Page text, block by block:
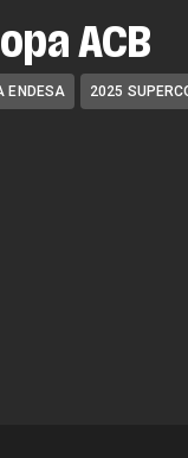
ACB
ENDESA 2025